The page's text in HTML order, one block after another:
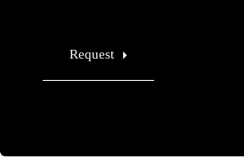
Request